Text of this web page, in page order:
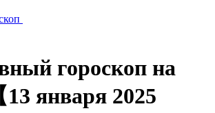
гороскоп на
13 января 2025